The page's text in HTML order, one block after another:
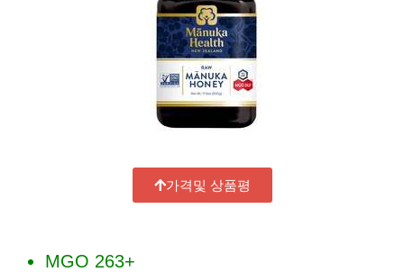
가격및 상품평
MGO 263+